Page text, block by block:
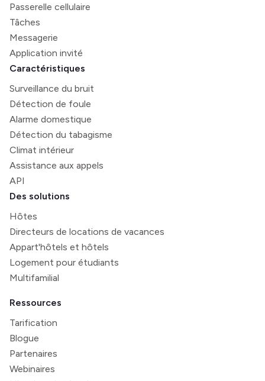
Passerelle cellulaire
Tâches
Messagerie
Application invité
Caractéristiques
Surveillance du bruit
Détection de foule
Alarme domestique
Détection du tabagisme
Climat intérieur
Assistance aux appels
API
Des solutions
Hôtes
Directeurs de locations de vacances
Appart'hôtels et hôtels
Logement pour étudiants
Multifamilial
Ressources
Tarification
Blogue
Partenaires
Webinaires